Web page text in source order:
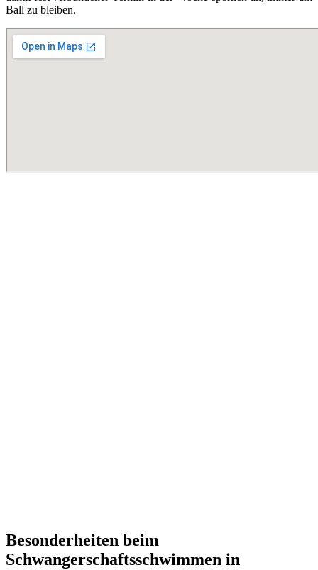
Ball zu bleiben.
Besonderheiten beim
Schwangerschaftsschwimmen in